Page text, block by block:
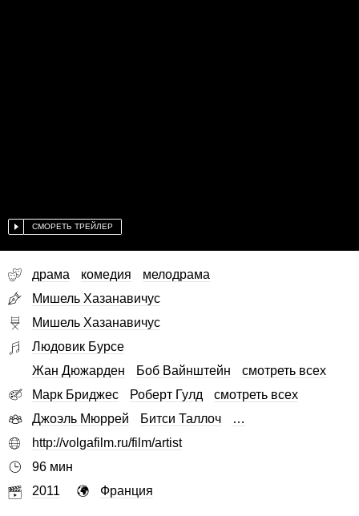
СМОРЕТЬ ТРЕЙЛЕР
драма комедия
мелодрама
Мишель Хазанавичус
Мишель Хазанавичус
Людовик Бурсе
Жан Дюжарден
Боб Вайнштейн
смотреть всех
Марк Бриджес
Роберт Гулд
смотреть всех
Джоэль Мюррей
Битси Таллоч
…
http://volgafilm.ru/film/artist
96 мин
2011
Франция